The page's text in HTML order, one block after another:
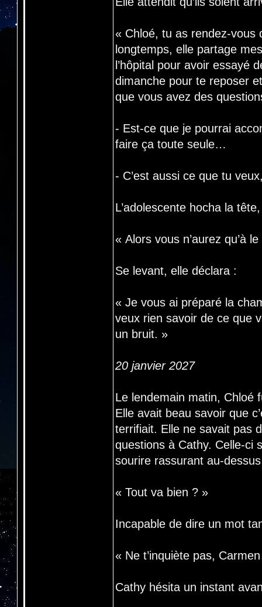
« Chloé, tu as rendez-vous
longtemps, elle partage
l’hôpital pour avoir essayé
dimanche pour te reposer
que vous avez des
- Est-ce que je pourrai
faire ça toute seule…
- C’est aussi ce que tu
L’adolescente hocha la
« Alors vous n’aurez qu’à
Se levant, elle déclara :
« Je vous ai préparé la
veux rien savoir de ce que
un bruit. »
20 janvier 2027
Le lendemain matin, Chloé
Elle avait beau savoir que
terrifiait. Elle ne savait pas
questions à Cathy. Celle-ci
sourire rassurant au-
« Tout va bien ? »
Incapable de dire un mot
« Ne t’inquiète pas,
Cathy hésita un instant